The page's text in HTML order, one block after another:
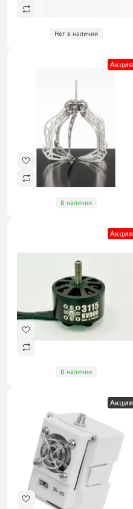
Нет в наличии
Акция
В наличии
Акция
В наличии
Акция